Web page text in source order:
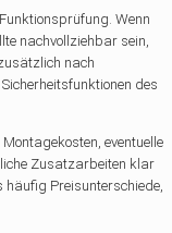
Wenn
nachvollziehbar sein,
nach
des
eventuelle
Zusatzarbeiten klar
häufig Preisunterschiede,